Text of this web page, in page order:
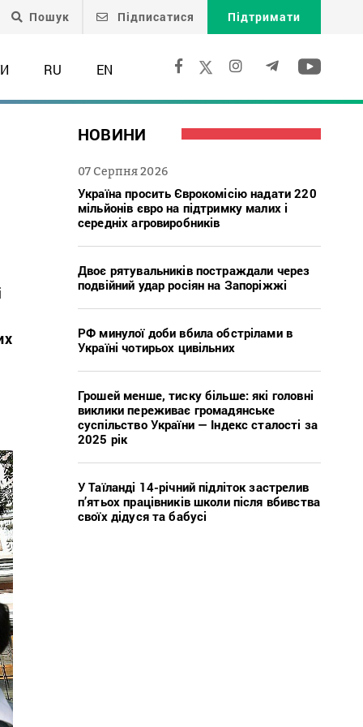
Пошук Підписатися Підтримати
RU EN
НОВИНИ
07 Серпня 2026
Україна просить Єврокомісію надати 220
мільйонів євро на підтримку малих і
середніх агровиробників
Двоє рятувальників постраждали через
подвійний удар росіян на Запоріжжі
РФ минулої доби вбила обстрілами в
Україні чотирьох цивільних
Грошей менше, тиску більше: які головні
виклики переживає громадянське
суспільство України — Індекс сталості за
2025 рік
У Таїланді 14-річний підліток застрелив
п’ятьох працівників школи після вбивства
своїх дідуся та бабусі